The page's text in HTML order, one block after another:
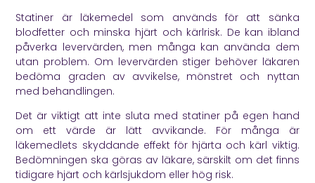
Statiner är läkemedel som används för att sänka
blodfetter och minska hjärt och kärlrisk. De kan ibland
påverka levervärden, men många kan använda dem
utan problem. Om levervärden stiger behöver läkaren
bedöma graden av avvikelse, mönstret och nyttan
med behandlingen.
Det är viktigt att inte sluta med statiner på egen hand
om ett värde är lätt avvikande. För många är
läkemedlets skyddande effekt för hjärta och kärl viktig.
Bedömningen ska göras av läkare, särskilt om det finns
tidigare hjärt och kärlsjukdom eller hög risk.